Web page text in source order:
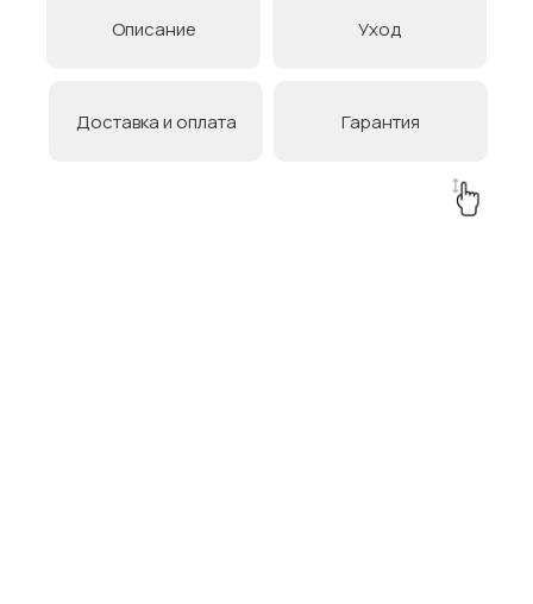
Гарантия
Доставка и оплата
Уход
Описание